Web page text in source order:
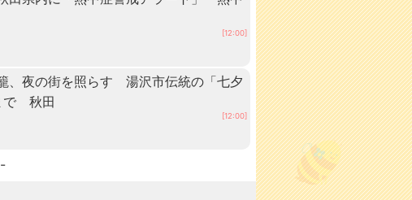
[12:00]
、夜の街を照らす 湯沢市伝統の「七夕
で 秋田
[12:00]